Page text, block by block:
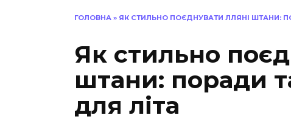
ГОЛОВНА » ЯК СТИЛЬНО ПОЄДНУВАТИ ЛЛЯНІ ШТАНИ:
Як стильно
штани: поради
для літа